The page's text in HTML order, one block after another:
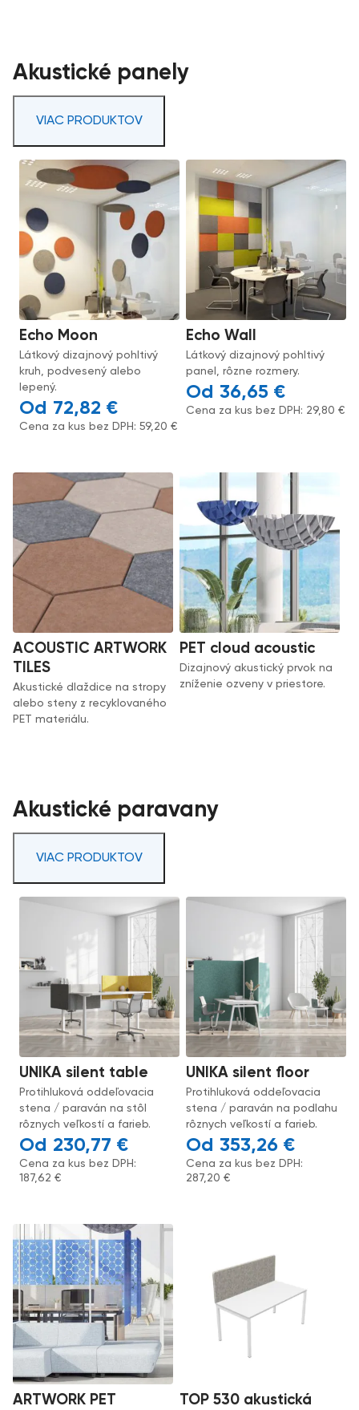
Akustické panely
VIAC PRODUKTOV
Echo Moon
Látkový dizajnový pohltivý
kruh, podvesený alebo
lepený.
72,82 €
Cena za kus bez DPH:59,20€
Echo Wall
Látkový dizajnový pohltivý
panel, rôzne rozmery.
36,65 €
Cena za kus bez DPH: 29,80€
ACOUSTIC ARTWORK
TILES
Akustické dlaždice na stropy
alebo steny z recyklovaného
PET materiálu.
PET cloud acoustic
Dizajnový akustický prvok na
zníženie ozveny v priestore.
Akustické paravany
VIAC PRODUKTOV
UNIKA silent table
Protihluková oddeľovacia
stena / paraván na stôl
rôznych veľkostí a farieb.
230,77 €
Cena za kus bez DPH:
187,62€
UNIKA silent floor
Protihluková oddeľovacia
stena / paraván na podlahu
rôznych veľkostí a farieb.
353,26 €
Cena za kus bez DPH:
287,20€
ARTWORK PET
TOP 530 akustická